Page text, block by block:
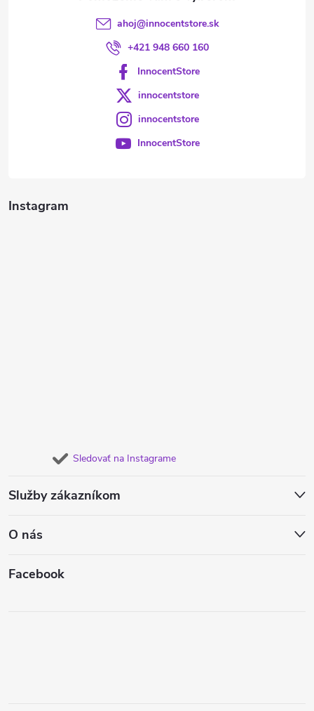
Instagram
Sledovať na Instagrame
Služby zákazníkom
O nás
Facebook
ahoj@innocentstore.sk
+421 948 660 160
InnocentStore
innocentstore
innocentstore
InnocentStore